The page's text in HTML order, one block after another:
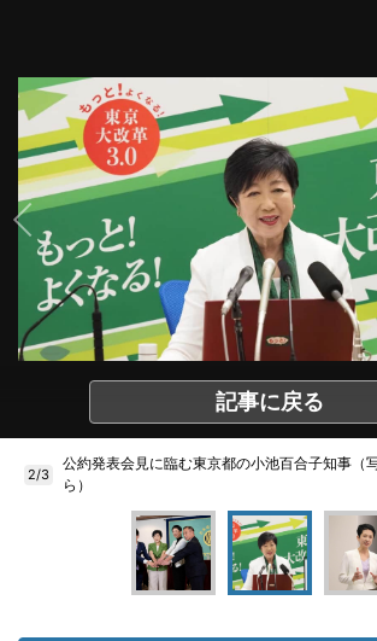
記事に戻る
2/3
公約発表会見に臨む東京都の小池百合子知事（
ら）